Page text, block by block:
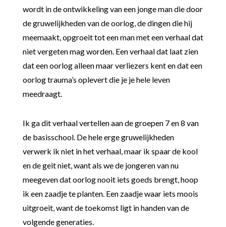
wordt in de ontwikkeling van een jonge man die door
de gruwelijkheden van de oorlog, de dingen die hij
meemaakt, opgroeit tot een man met een verhaal dat
niet vergeten mag worden. Een verhaal dat laat zien
dat een oorlog alleen maar verliezers kent en dat een
oorlog trauma’s oplevert die je je hele leven
meedraagt.
Ik ga dit verhaal vertellen aan de groepen 7 en 8 van
de basisschool. De hele erge gruwelijkheden
verwerk ik niet in het verhaal, maar ik spaar de kool
en de geit niet, want als we de jongeren van nu
meegeven dat oorlog nooit iets goeds brengt, hoop
ik een zaadje te planten. Een zaadje waar iets moois
uitgroeit, want de toekomst ligt in handen van de
volgende generaties.